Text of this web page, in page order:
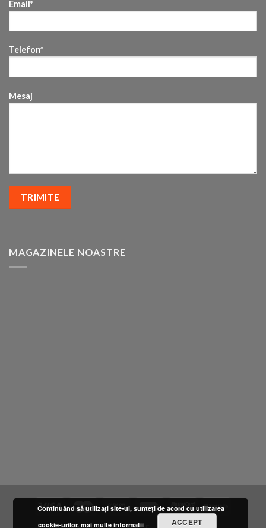
Email*
Telefon*
Mesaj
MAGAZINELE NOASTRE
Continuând să utilizați site-ul, sunteți de acord cu utilizarea
cookie-urilor. mai multe informatii ACCEPT